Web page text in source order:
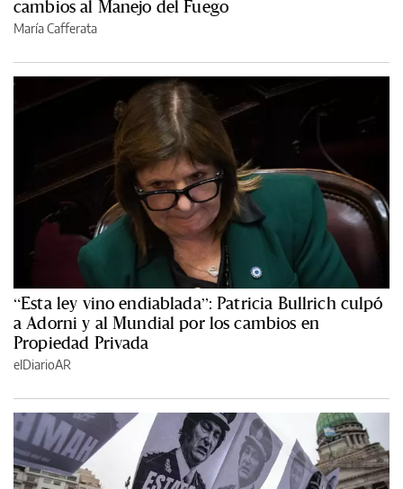
cambios al Manejo del Fuego
María Cafferata
“Esta ley vino endiablada”: Patricia Bullrich culpó
a Adorni y al Mundial por los cambios en
Propiedad Privada
elDiarioAR